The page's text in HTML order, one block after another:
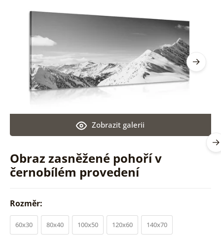
Obraz zasněžené pohoří v
černobílém provedení
Zobrazit galerii
Rozměr:
60x30 80x40 100x50 120x60 140x70